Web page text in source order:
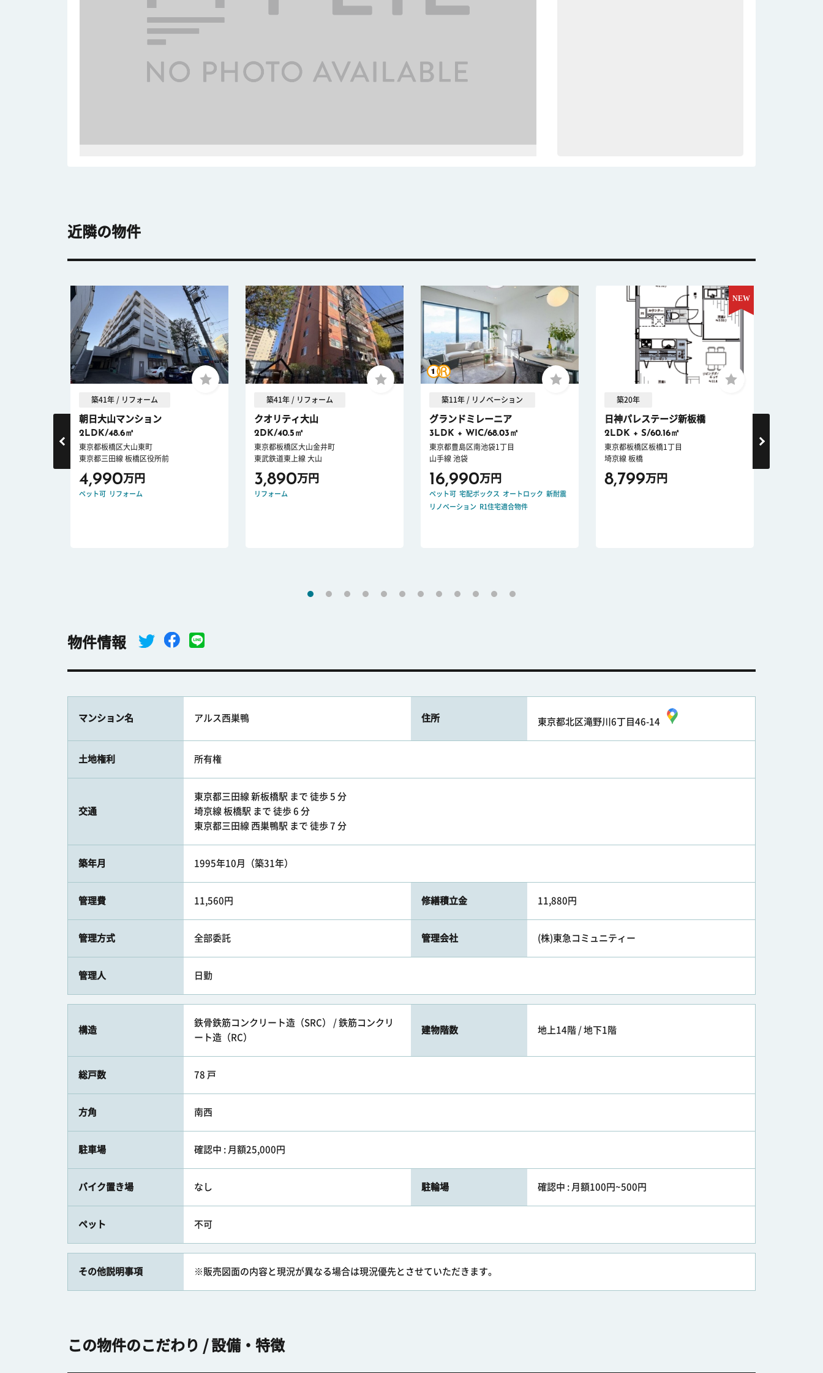
近隣の物件
築41年 / リフォーム
朝日大山マンション
2LDK/48.6㎡
東京都板橋区大山東町
東京都三田線 板橋区役所前
4,990万円
ペット可 リフォーム
築41年 / リフォーム
クオリティ大山
2DK/40.5㎡
東京都板橋区大山金井町
東武鉄道東上線 大山
3,890万円
リフォーム
築11年 / リノベーション
グランドミレーニア
3LDK + WIC/68.03㎡
東京都豊島区南池袋1丁目
山手線 池袋
16,990万円
ペット可 宅配ボックス オートロック 新耐震
リノベーション
R1住宅適合物件
築20年
日神パレステージ新板橋
2LDK + S/60.16㎡
東京都板橋区板橋1丁目
埼京線 板橋
8,799万円
物件情報
マンション名 アルス西巣鴨 住所 東京都北区滝野川6丁目46-14
土地権利 所有権
交通
東京都三田線 新板橋駅 まで 徒歩 5 分
埼京線 板橋駅 まで 徒歩 6 分
東京都三田線 西巣鴨駅 まで 徒歩 7 分
築年月 1995年10月（築31年）
管理費 11,560円 修繕積立金 11,880円
管理方式 全部委託 管理会社 (株)東急コミュニティー
管理人 日勤
構造
鉄骨鉄筋コンクリート造（SRC） / 鉄筋コンクリ
ート造（RC）
建物階数 地上14階 / 地下1階
総戸数 78 戸
方角 南西
駐車場 確認中 : 月額25,000円
バイク置き場 なし 駐輪場 確認中 : 月額100円~500円
ペット 不可
その他説明事項 ※販売図面の内容と現況が異なる場合は現況優先とさせていただきます。
この物件のこだわり / 設備・特徴